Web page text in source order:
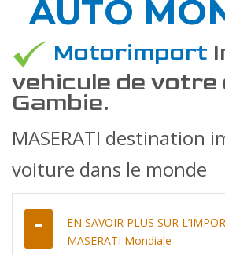
DÉCOUVREZ COMMENT
AUTO
Motorimport
vehicule de votre
Gambie.
MASERATI destination
voiture dans le monde
EN SAVOIR PLUS SUR
MASERATI Mondiale